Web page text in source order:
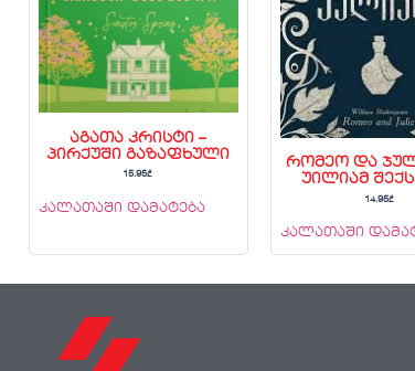
აგათა კრისტი –
პირქუში გაზაფხული
15.95₾
კალათაში დამატება
რომეო და
უილიამ
14.95₾
კალათაში